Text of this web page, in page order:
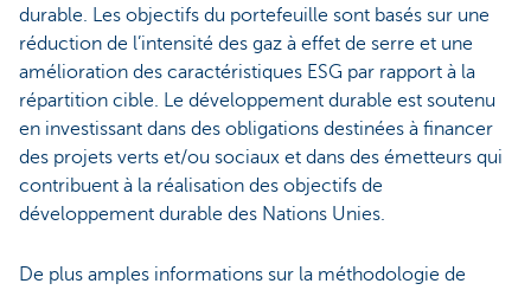
durable. Les objectifs du portefeuille sont basés sur une
réduction de l’intensité des gaz à effet de serre et une
amélioration des caractéristiques ESG par rapport à la
répartition cible. Le développement durable est soutenu
en investissant dans des obligations destinées à financer
des projets verts et/ou sociaux et dans des émetteurs qui
contribuent à la réalisation des objectifs de
développement durable des Nations Unies.
De plus amples informations sur la méthodologie de